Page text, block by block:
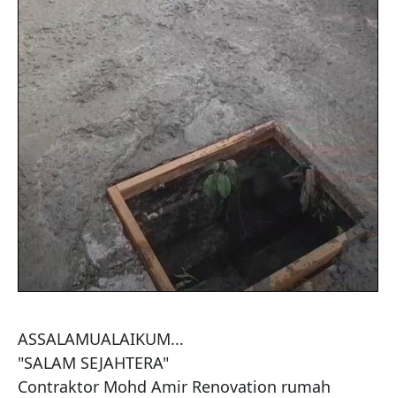
ASSALAMUALAIKUM...
"SALAM SEJAHTERA"
Contraktor Mohd Amir Renovation rumah